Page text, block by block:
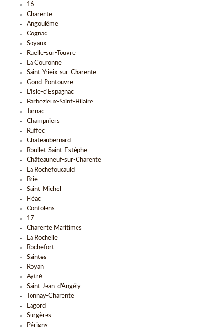
16
Charente
Angoulême
Cognac
Soyaux
Ruelle-sur-Touvre
La Couronne
Saint-Yrieix-sur-Charente
Gond-Pontouvre
L'Isle-d'Espagnac
Barbezieux-Saint-Hilaire
Jarnac
Champniers
Ruffec
Châteaubernard
Roullet-Saint-Estèphe
Châteauneuf-sur-Charente
La Rochefoucauld
Brie
Saint-Michel
Fléac
Confolens
17
Charente Maritimes
La Rochelle
Rochefort
Saintes
Royan
Aytré
Saint-Jean-d'Angély
Tonnay-Charente
Lagord
Surgères
Périgny